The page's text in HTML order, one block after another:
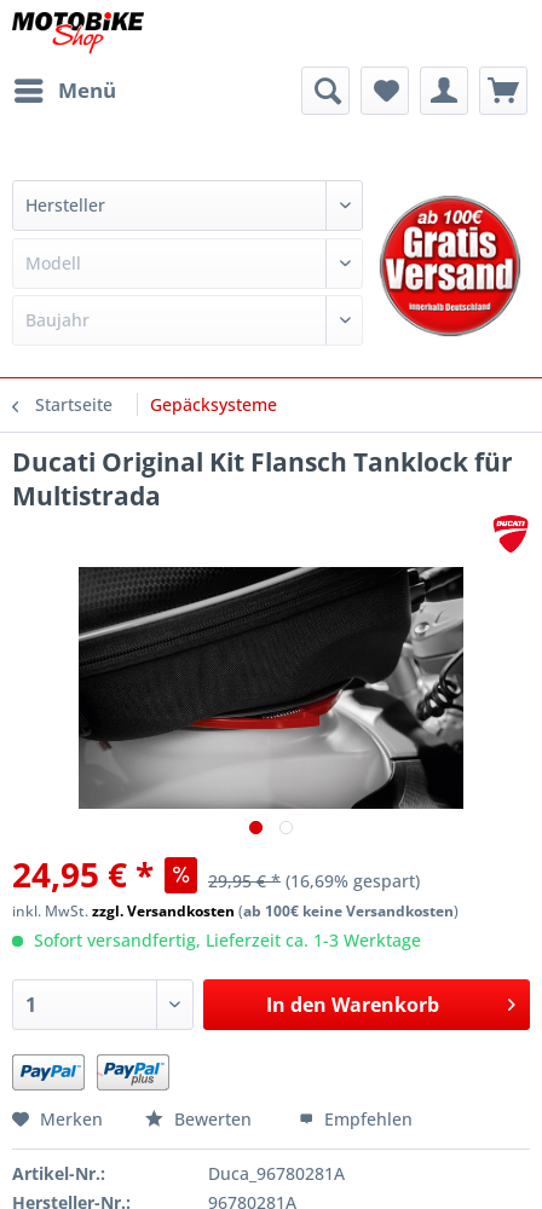
Menü
Startseite Gepäcksysteme
Ducati Original Kit Flansch Tanklock für
Multistrada
24,95 € * 29,95 € * (16,69% gespart)
inkl. MwSt.zzgl. Versandkosten (ab 100€ keine Versandkosten)
Sofort versandfertig, Lieferzeit ca. 1-3 Werktage
In den Warenkorb
Merken Bewerten Empfehlen
Artikel-Nr.:
Duca_96780281A
Hersteller-Nr.:
96780281A